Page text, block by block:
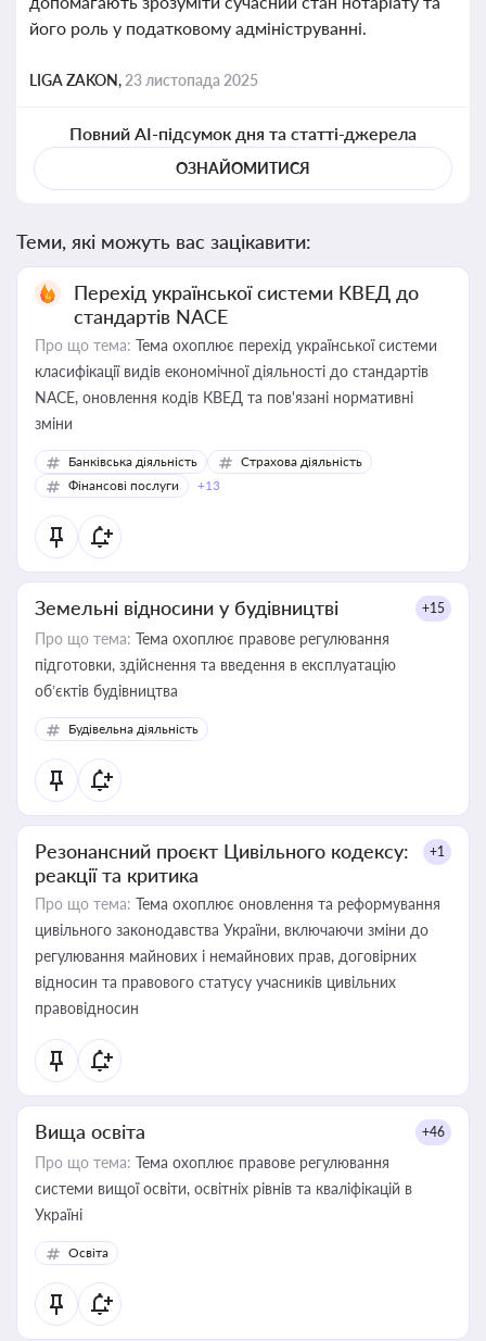
його роль у податковому адмініструванні.
LIGA ZAKON, 23 листопада 2025
Повний AI-підсумок дня та статті-джерела
ОЗНАЙОМИТИСЯ
Теми, які можуть вас зацікавити:
Перехід української системи КВЕД до
стандартів NACE
Про що тема: Тема охоплює перехід української системи
класифікації видів економічної діяльності до стандартів
NACE, оновлення кодів КВЕД та пов'язані нормативні
зміни
Банківська діяльність
Страхова діяльність
Фінансові послуги
+13
Земельні відносини у будівництві +15
Про що тема: Тема охоплює правове регулювання
підготовки, здійснення та введення в експлуатацію
об’єктів будівництва
Будівельна діяльність
Резонансний проєкт Цивільного кодексу:
реакції та критика
+1
Про що тема: Тема охоплює оновлення та реформування
цивільного законодавства України, включаючи зміни до
регулювання майнових і немайнових прав, договірних
відносин та правового статусу учасників цивільних
правовідносин
Вища освіта +46
Про що тема: Тема охоплює правове регулювання
системи вищої освіти, освітніх рівнів та кваліфікацій в
Україні
Освіта